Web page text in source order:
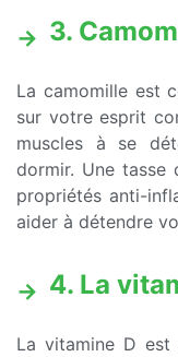
3.
La camomille est
sur votre esprit
muscles à se
dormir. Une
propriétés anti-
aider à détendre
4. La
La vitamine D